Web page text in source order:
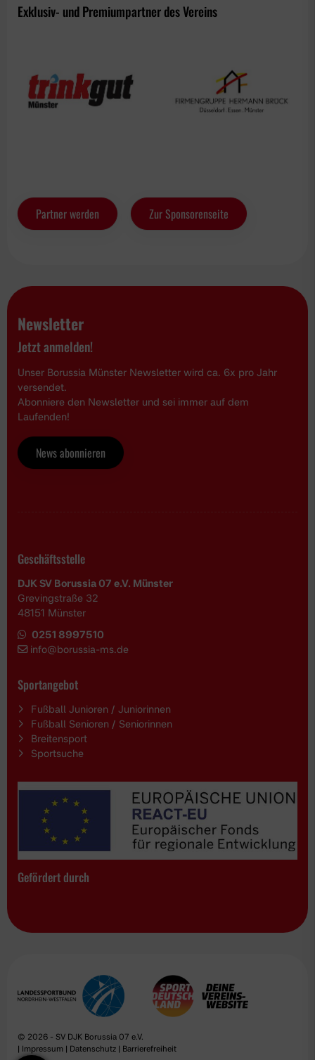
Exklusiv- und Premiumpartner des Vereins
Partner werden Zur Sponsorenseite
Newsletter
Jetzt anmelden!
Unser Borussia Münster Newsletter wird ca. 6x pro Jahr
versendet.
Abonniere den Newsletter und sei immer auf dem
Laufenden!
News abonnieren
Geschäftsstelle
DJK SV Borussia 07 e.V. Münster
Grevingstraße 32
48151 Münster
0251 8997510
info@borussia-ms.de
Sportangebot
Fußball Junioren / Juniorinnen
Fußball Senioren / Seniorinnen
Breitensport
Sportsuche
Gefördert durch
© 2026 - SV DJK Borussia 07 e.V.
| Impressum | Datenschutz | Barrierefreiheit